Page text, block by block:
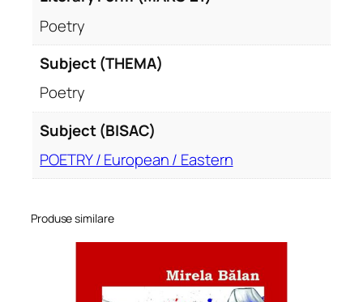
Poetry
Subject (THEMA)
Poetry
Subject (BISAC)
POETRY / European / Eastern
Produse similare